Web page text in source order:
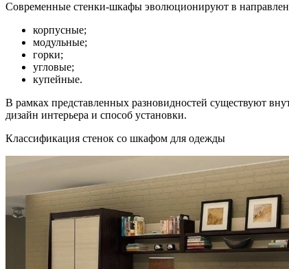
Современные стенки-шкафы эволюционируют в
корпусные;
модульные;
горки;
угловые;
купейные.
В рамках представленных разновидностей существуют
дизайн интерьера и способ установки.
Классификация стенок со шкафом для одежды